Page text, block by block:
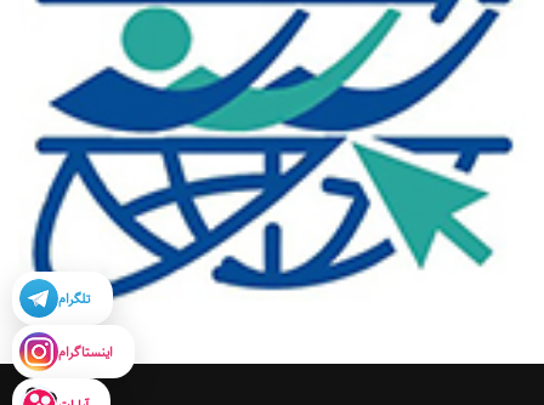
تلگرام
اینستاگرام